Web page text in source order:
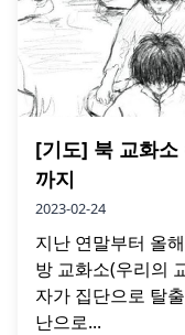
[기도] 북 교화
까지
2023-02-24
지난 연말부터 올
방 교화소(우리의
자가 집단으로 탈
난으로...